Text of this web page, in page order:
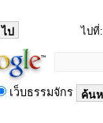
ไปที่:
เว็บธรรมจักร